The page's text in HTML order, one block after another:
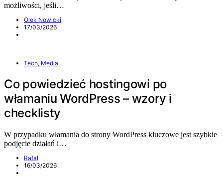
możliwości, jeśli…
Olek Nowicki
17/03/2026
Tech, Media
Co powiedzieć hostingowi po
włamaniu WordPress – wzory i
checklisty
W przypadku włamania do strony WordPress kluczowe jest szybkie
podjęcie działań i…
Rafał
16/03/2026